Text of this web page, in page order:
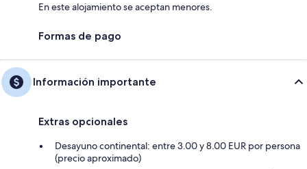
En este alojamiento se aceptan menores.
Formas de pago
Información importante
Extras opcionales
Desayuno continental: entre 3.00 y 8.00 EUR por persona
(precio aproximado)